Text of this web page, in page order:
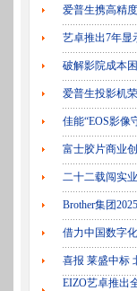
爱普生携高精
艺卓推出7年显
破解影院成本
爱普生投影机
佳能“EOS影像
富士胶片商业
二十二载闯实
Brother集团
借力中国数字
喜报 莱盛中标
EIZO艺卓推出